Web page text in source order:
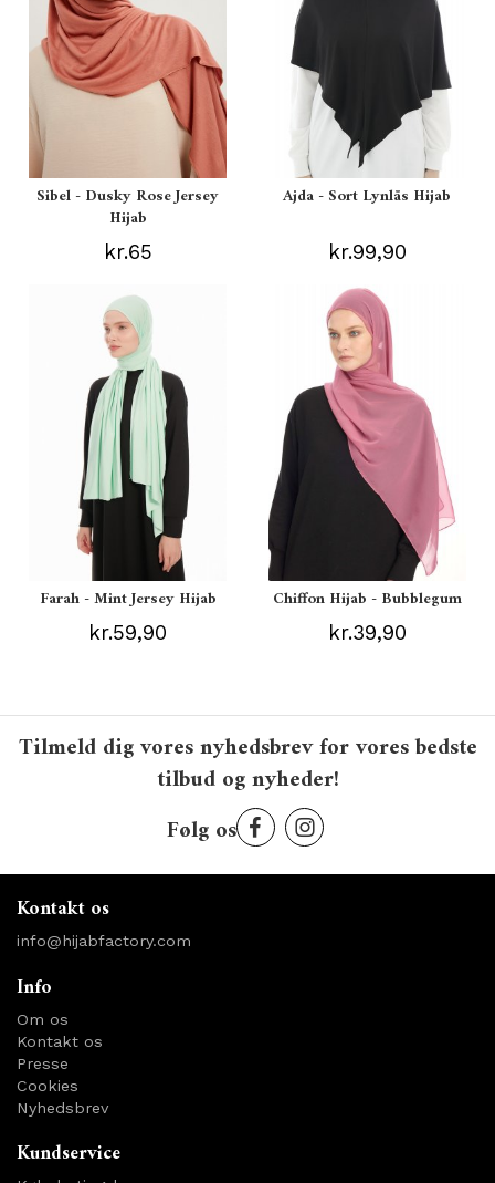
Sibel - Dusky Rose Jersey
Hijab
kr.65
Ajda - Sort Lynlås Hijab
kr.99,90
Farah - Mint Jersey Hijab
kr.59,90
Chiffon Hijab - Bubblegum
kr.39,90
Tilmeld dig vores nyhedsbrev for vores bedste
tilbud og nyheder!
Følg os
Kontakt os
info@hijabfactory.com
Info
Om os
Kontakt os
Presse
Cookies
Nyhedsbrev
Kundservice